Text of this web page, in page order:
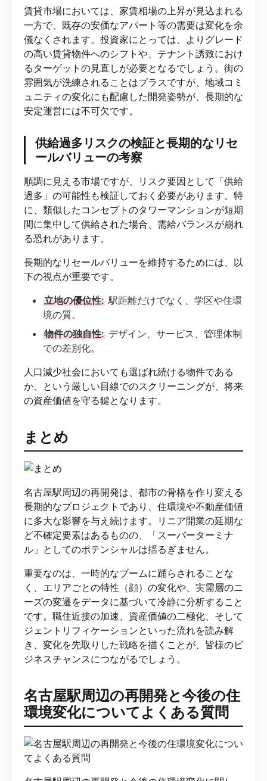
賃貸市場においては、家賃相場の上昇が見込まれる
一方で、既存の安価なアパート等の需要は変化を余
儀なくされます。投資家にとっては、よりグレード
の高い賃貸物件へのシフトや、テナント誘致におけ
るターゲットの見直しが必要となるでしょう。街の
雰囲気が洗練されることはプラスですが、地域コミ
ュニティの変化にも配慮した開発姿勢が、長期的な
安定運営には不可欠です。
供給過多リスクの検証と長期的なリセ
ールバリューの考察
順調に見える市場ですが、リスク要因として「供給
過多」の可能性も検証しておく必要があります。特
に、類似したコンセプトのタワーマンションが短期
間に集中して供給された場合、需給バランスが崩れ
る恐れがあります。
長期的なリセールバリューを維持するためには、以
下の視点が重要です。
立地の優位性: 駅距離だけでなく、学区や住環
境の質。
物件の独自性: デザイン、サービス、管理体制
での差別化。
人口減少社会においても選ばれ続ける物件である
か、という厳しい目線でのスクリーニングが、将来
の資産価値を守る鍵となります。
まとめ
名古屋駅周辺の再開発は、都市の骨格を作り変える
長期的なプロジェクトであり、住環境や不動産価値
に多大な影響を与え続けます。リニア開業の延期な
ど不確定要素はあるものの、「スーパーターミナ
ル」としてのポテンシャルは揺るぎません。
重要なのは、一時的なブームに踊らされることな
く、エリアごとの特性（顔）の変化や、実需層のニ
ーズの変遷をデータに基づいて冷静に分析すること
です。職住近接の加速、資産価値の二極化、そして
ジェントリフィケーションといった流れを読み解
き、変化を先取りした戦略を描くことが、皆様のビ
ジネスチャンスにつながるでしょう。
名古屋駅周辺の再開発と今後の住
環境変化についてよくある質問